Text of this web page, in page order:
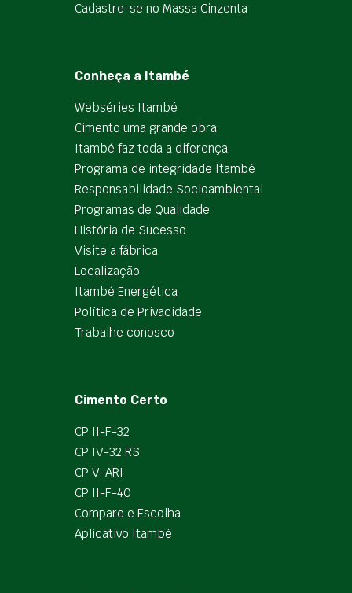
Cadastre-se no Massa Cinzenta
Conheça a Itambé
Webséries Itambé
Cimento uma grande obra
Itambé faz toda a diferença
Programa de integridade Itambé
Responsabilidade Socioambiental
Programas de Qualidade
História de Sucesso
Visite a fábrica
Localização
Itambé Energética
Política de Privacidade
Trabalhe conosco
Cimento Certo
CP II-F-32
CP IV-32 RS
CP V-ARI
CP II-F-40
Compare e Escolha
Aplicativo Itambé